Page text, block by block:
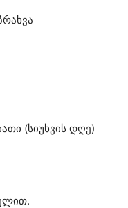
(სიუხვის დღე)